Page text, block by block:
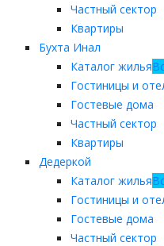
Частный сектор
Квартиры
Бухта Инал
Каталог жилья
Гостиницы и
Гостевые дома
Частный сектор
Квартиры
Дедеркой
Каталог жилья
Гостиницы и
Гостевые дома
Частный сектор